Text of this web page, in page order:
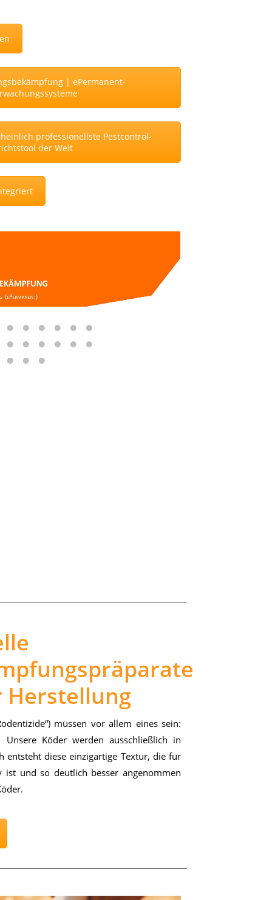
| ePermanent-
professionellste Pestcontrol-
der Welt
Herstellung
müs­sen vor al­lem ei­nes sein:
Kö­der wer­den aus­schließ­lich in
ent­steht die­se ein­zig­ar­ti­ge Tex­tur, die für
ist und so deut­lich bes­ser an­ge­nom­men